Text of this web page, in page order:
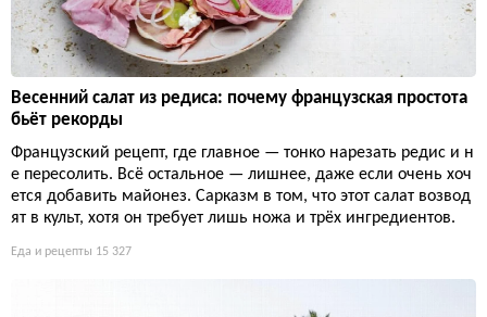
Весенний салат из редиса: почему французская простота
бьёт рекорды
Французский рецепт, где главное — тонко нарезать редис и н
е пересолить. Всё остальное — лишнее, даже если очень хоч
ется добавить майонез. Сарказм в том, что этот салат возвод
ят в культ, хотя он требует лишь ножа и трёх ингредиентов.
Еда и рецепты 15 327